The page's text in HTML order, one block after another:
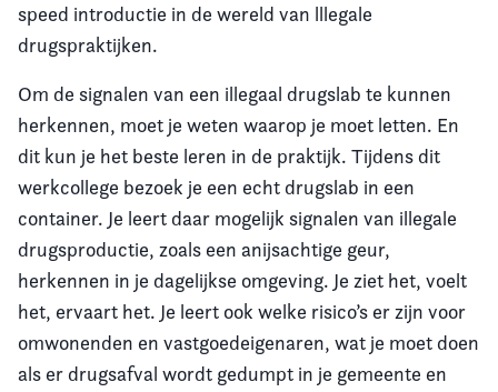
speed introductie in de wereld van lllegale
drugspraktijken.
Om de signalen van een illegaal drugslab te kunnen
herkennen, moet je weten waarop je moet letten. En
dit kun je het beste leren in de praktijk. Tijdens dit
werkcollege bezoek je een echt drugslab in een
container. Je leert daar mogelijk signalen van illegale
drugsproductie, zoals een anijsachtige geur,
herkennen in je dagelijkse omgeving. Je ziet het, voelt
het, ervaart het. Je leert ook welke risico’s er zijn voor
omwonenden en vastgoedeigenaren, wat je moet doen
als er drugsafval wordt gedumpt in je gemeente en